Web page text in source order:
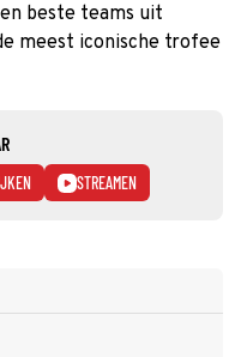
beste teams uit
meest iconische trofee
STREAMEN